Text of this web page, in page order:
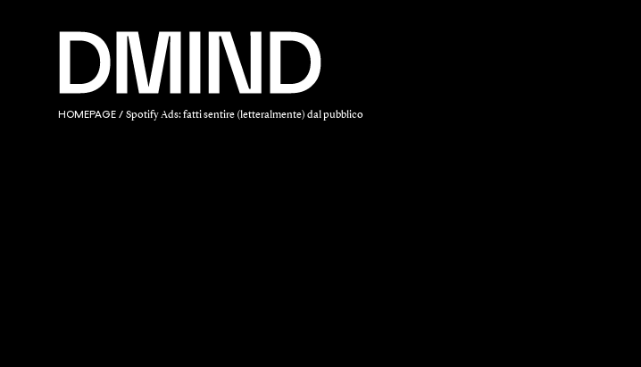
HOMEPAGE / Spotify Ads: fatti sentire (letteralmente) dal pubblico